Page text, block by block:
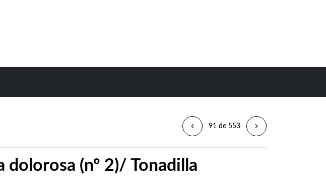
91 de 553
dolorosa (nº 2)/ Tonadilla